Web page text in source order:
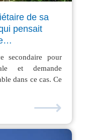
de sa
pensait
secondaire pour
et demande
dans ce cas. Ce
⟶